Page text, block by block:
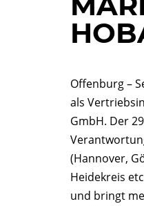
Offenburg –
als
GmbH. Der
(Hannover,
Heidekreis
und bringt